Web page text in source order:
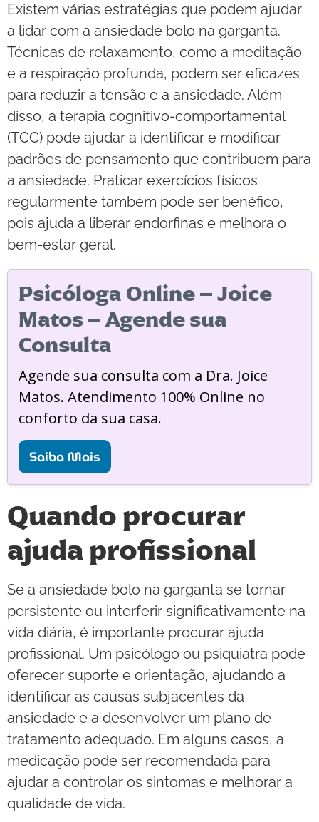
Existem várias estratégias que podem ajudar
a lidar com a ansiedade bolo na garganta.
Técnicas de relaxamento, como a meditação
e a respiração profunda, podem ser eficazes
para reduzir a tensão e a ansiedade. Além
disso, a terapia cognitivo-comportamental
(TCC) pode ajudar a identificar e modificar
padrões de pensamento que contribuem para
a ansiedade. Praticar exercícios físicos
regularmente também pode ser benéfico,
pois ajuda a liberar endorfinas e melhora o
bem-estar geral.
Psicóloga Online – Joice
Matos – Agende sua
Consulta
Agende sua consulta com a Dra. Joice
Matos. Atendimento 100% Online no
conforto da sua casa.
Saiba Mais
Quando procurar
ajuda profissional
Se a ansiedade bolo na garganta se tornar
persistente ou interferir significativamente na
vida diária, é importante procurar ajuda
profissional. Um psicólogo ou psiquiatra pode
oferecer suporte e orientação, ajudando a
identificar as causas subjacentes da
ansiedade e a desenvolver um plano de
tratamento adequado. Em alguns casos, a
medicação pode ser recomendada para
ajudar a controlar os sintomas e melhorar a
qualidade de vida.